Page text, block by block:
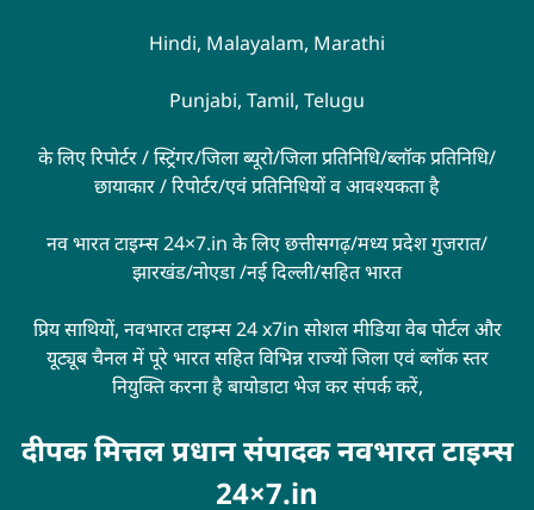
Hindi, Malayalam, Marathi
Punjabi, Tamil, Telugu
के लिए रिपोर्टर / स्ट्रिंगर/जिला ब्यूरो/जिला प्रतिनिधि/ब्लॉक प्रतिनिधि/
छायाकार / रिपोर्टर/एवं प्रतिनिधियों व आवश्यकता है
नव भारत टाइम्स 24×7.in के लिए छत्तीसगढ़/मध्य प्रदेश गुजरात/
झारखंड/नोएडा /नई दिल्ली/सहित भारत
प्रिय साथियों, नवभारत टाइम्स 24 x7in सोशल मीडिया वेब पोर्टल और
यूट्यूब चैनल में पूरे भारत सहित विभिन्न राज्यों जिला एवं ब्लॉक स्तर
नियुक्ति करना है बायोडाटा भेज कर संपर्क करें,
दीपक मित्तल प्रधान संपादक नवभारत टाइम्स
24×7.in